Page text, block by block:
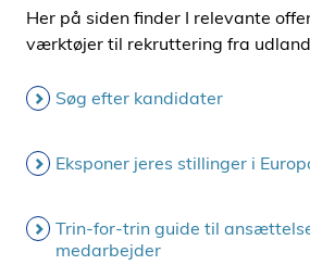
Her på siden finder I relevante
værktøjer til rekruttering fra
Søg efter kandidater
Eksponer jeres stillinger i
Trin-for-trin guide til
medarbejder